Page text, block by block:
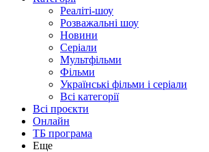
Реаліті-шоу
Розважальні шоу
Новини
Серіали
Мультфільми
Фільми
Українські фільми і серіали
Всі категорії
Всі проєкти
Онлайн
ТБ програма
Еще